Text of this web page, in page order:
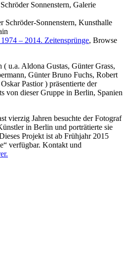
Sonnenstern, Galerie
Schröder-Sonnenstern, Kunsthalle
– 2014. Zeitensprünge, Browse
u.a. Aldona Gustas, Günter Grass,
Günter Bruno Fuchs, Robert
Pastior ) präsentierte der
von dieser Gruppe in Berlin, Spanien
vierzig Jahren besuchte der Fotograf
in Berlin und porträtierte sie
Projekt ist ab Frühjahr 2015
verfügbar. Kontakt und